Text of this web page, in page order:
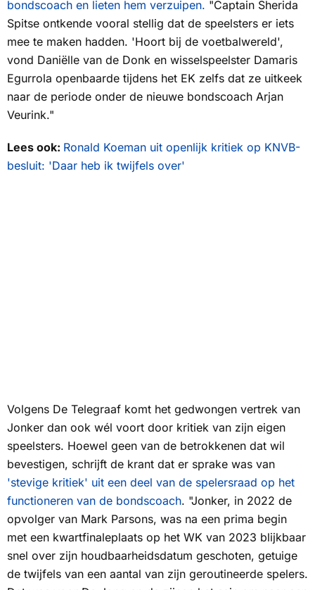
bondscoach en lieten hem verzuipen. "Captain Sherida
Spitse ontkende vooral stellig dat de speelsters er iets
mee te maken hadden. 'Hoort bij de voetbalwereld',
vond Daniëlle van de Donk en wisselspeelster Damaris
Egurrola openbaarde tijdens het EK zelfs dat ze uitkeek
naar de periode onder de nieuwe bondscoach Arjan
Veurink."
Lees ook: Ronald Koeman uit openlijk kritiek op KNVB-
besluit: 'Daar heb ik twijfels over'
Volgens De Telegraaf komt het gedwongen vertrek van
Jonker dan ook wél voort door kritiek van zijn eigen
speelsters. Hoewel geen van de betrokkenen dat wil
bevestigen, schrijft de krant dat er sprake was van
'stevige kritiek' uit een deel van de spelersraad op het
functioneren van de bondscoach. "Jonker, in 2022 de
opvolger van Mark Parsons, was na een prima begin
met een kwartfinaleplaats op het WK van 2023 blijkbaar
snel over zijn houdbaarheidsdatum geschoten, getuige
de twijfels van een aantal van zijn geroutineerde spelers.